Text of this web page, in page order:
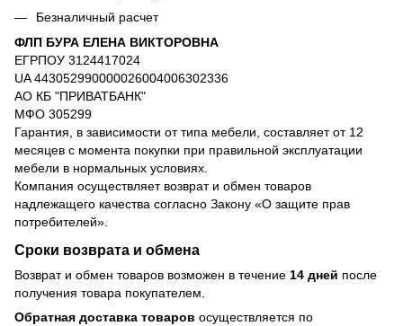
Безналичный расчет
ФЛП БУРА ЕЛЕНА ВИКТОРОВНА
ЕГРПОУ 3124417024
UA 443052990000026004006302336
АО КБ "ПРИВАТБАНК"
МФО 305299
Гарантия, в зависимости от типа мебели, составляет от 12
месяцев с момента покупки при правильной эксплуатации
мебели в нормальных условиях.
Компания осуществляет возврат и обмен товаров
надлежащего качества согласно Закону «О защите прав
потребителей».
Сроки возврата и обмена
Возврат и обмен товаров возможен в течение 14 дней после
получения товара покупателем.
Обратная доставка товаров осуществляется по